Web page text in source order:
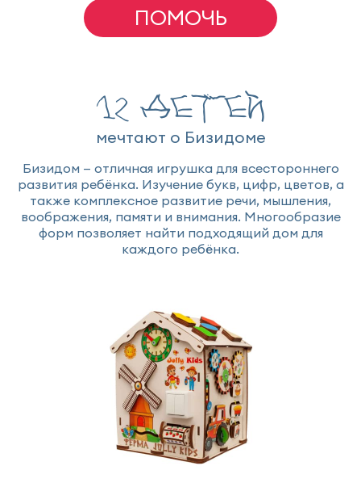
ПОМОЧЬ
12 детей
мечтают о Бизидоме
Бизидом — отличная игрушка для всестороннего
развития ребёнка. Изучение букв, цифр, цветов, а
также комплексное развитие речи, мышления,
воображения, памяти и внимания. Многообразие
форм позволяет найти подходящий дом для
каждого ребёнка.